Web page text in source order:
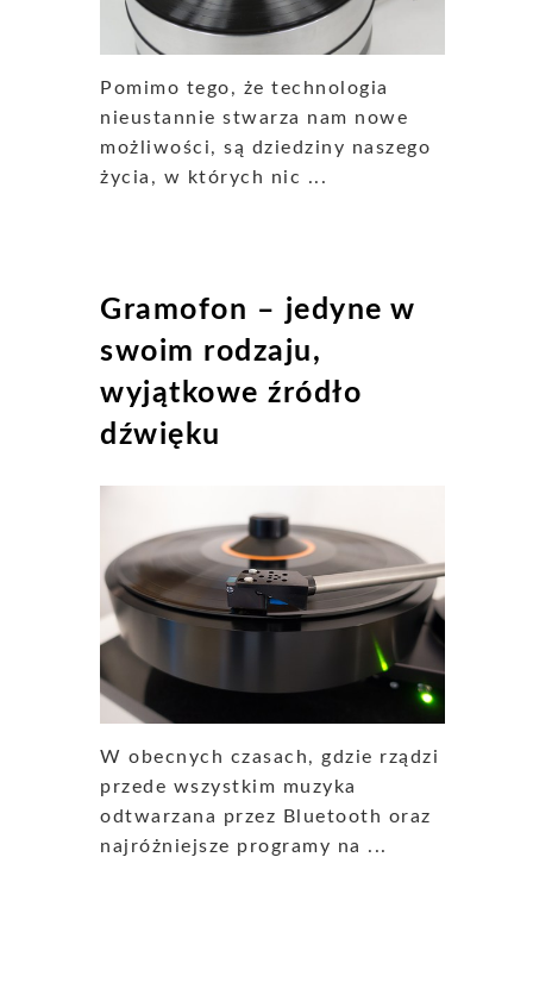
Pomimo tego, że technologia
nieustannie stwarza nam nowe
możliwości, są dziedziny naszego
życia, w których nic ...
Gramofon – jedyne w
swoim rodzaju,
wyjątkowe źródło
dźwięku
W obecnych czasach, gdzie rządzi
przede wszystkim muzyka
odtwarzana przez Bluetooth oraz
najróżniejsze programy na ...